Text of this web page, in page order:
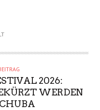
2026:
WERDEN